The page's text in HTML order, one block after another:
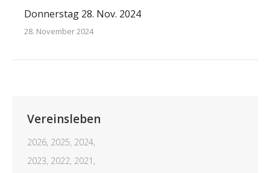
Donnerstag 28. Nov. 2024
28. November 2024
Vereinsleben
2026, 2025, 2024,
2023, 2022, 2021,